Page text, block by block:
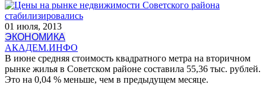
01 июля, 2013
ЭКОНОМИКА
АКАДЕМ.ИНФО
В июне средняя стоимость квадратного метра на вторичном
рынке жилья в Советском районе составила 55,36 тыс. рублей.
Это на 0,04 % меньше, чем в предыдущем месяце.